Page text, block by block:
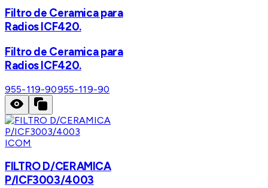
Filtro de Ceramica para
Radios ICF420.
Filtro de Ceramica para
Radios ICF420.
955-119-90955-119-90
ICOM
FILTRO D/CERAMICA
P/ICF3003/4003